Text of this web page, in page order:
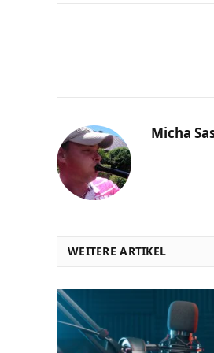
Micha
WEITERE ARTIKEL